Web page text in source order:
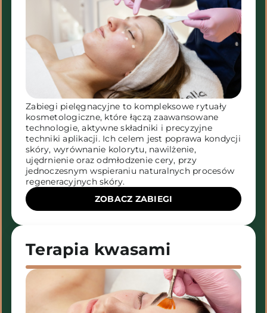
Zabiegi pielęgnacyjne to kompleksowe rytuały
kosmetologiczne, które łączą zaawansowane
technologie, aktywne składniki i precyzyjne
techniki aplikacji. Ich celem jest poprawa kondycji
skóry, wyrównanie kolorytu, nawilżenie,
ujędrnienie oraz odmłodzenie cery, przy
jednoczesnym wspieraniu naturalnych procesów
regeneracyjnych skóry.
ZOBACZ ZABIEGI
Terapia kwasami